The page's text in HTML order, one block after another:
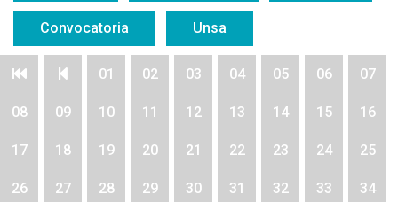
Convocatoria Unsa
01 02 03 04 05 06 07
08 09 10 11 12 13 14 15 16
17 18 19 20 21 22 23 24 25
26 27 28 29 30 31 32 33 34